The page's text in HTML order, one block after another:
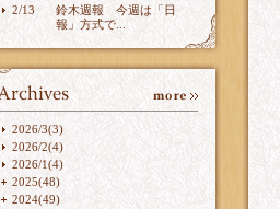
2/13
鈴木週報 今週は「日
報」方式で...
2026/3(3)
2026/2(4)
2026/1(4)
2025(48)
2024(49)